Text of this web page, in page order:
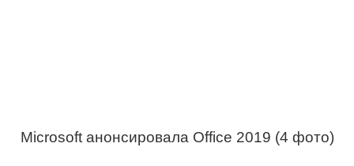
Microsoft анонсировала Office 2019 (4 фото)